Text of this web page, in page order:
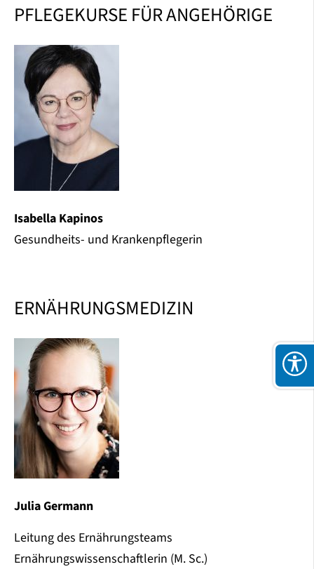
PFLEGEKURSE FÜR ANGEHÖRIGE
Isabella Kapinos
Gesundheits- und Krankenpflegerin
ERNÄHRUNGSMEDIZIN
Julia Germann
Leitung des Ernährungsteams
Ernährungswissenschaftlerin (M. Sc.)